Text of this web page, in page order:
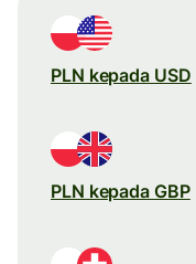
PLN kepada USD
PLN kepada GBP